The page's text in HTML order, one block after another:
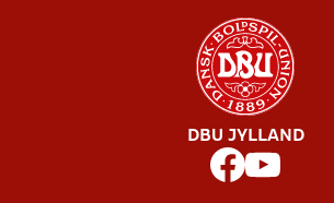
DBU JYLLAND